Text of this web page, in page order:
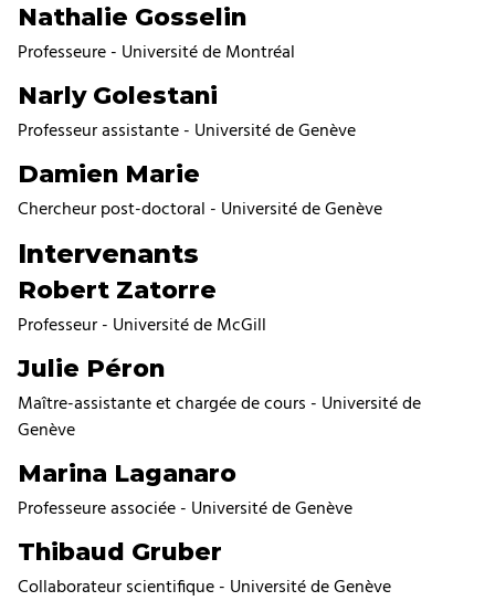
Nathalie Gosselin
Professeure - Université de Montréal
Narly Golestani
Professeur assistante - Université de Genève
Damien Marie
Chercheur post-doctoral - Université de Genève
Intervenants
Robert Zatorre
Professeur - Université de McGill
Julie Péron
Maître-assistante et chargée de cours - Université de
Genève
Marina Laganaro
Professeure associée - Université de Genève
Thibaud Gruber
Collaborateur scientifique - Université de Genève